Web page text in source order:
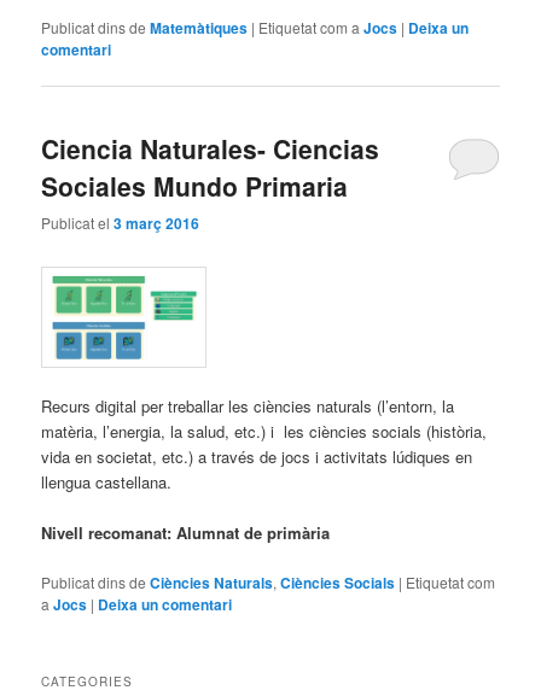
Publicat dins de Matemàtiques | Etiquetat com a Jocs | Deixa un
comentari
Ciencia Naturales- Ciencias
Sociales Mundo Primaria
Publicat el3 març 2016
Recurs digital per treballar les ciències naturals (l’entorn, la
matèria, l’energia, la salud, etc.) i les ciències socials (història,
vida en societat, etc.) a través de jocs i activitats lúdiques en
llengua castellana.
Nivell recomanat: Alumnat de primària
Publicat dins de Ciències Naturals,Ciències Socials | Etiquetat com
a Jocs | Deixa un comentari
CATEGORIES